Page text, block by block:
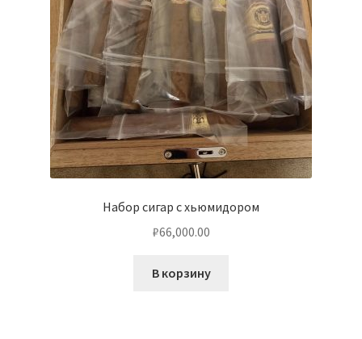
Набор сигар с хьюмидором
₽66,000.00
В корзину